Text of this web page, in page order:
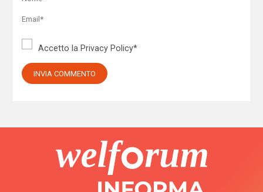
Accetto la Privacy Policy*